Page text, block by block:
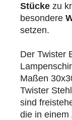
Stücke zu
besondere
setzen.
Der Twister
Maßen
Twister
sind
die in einem